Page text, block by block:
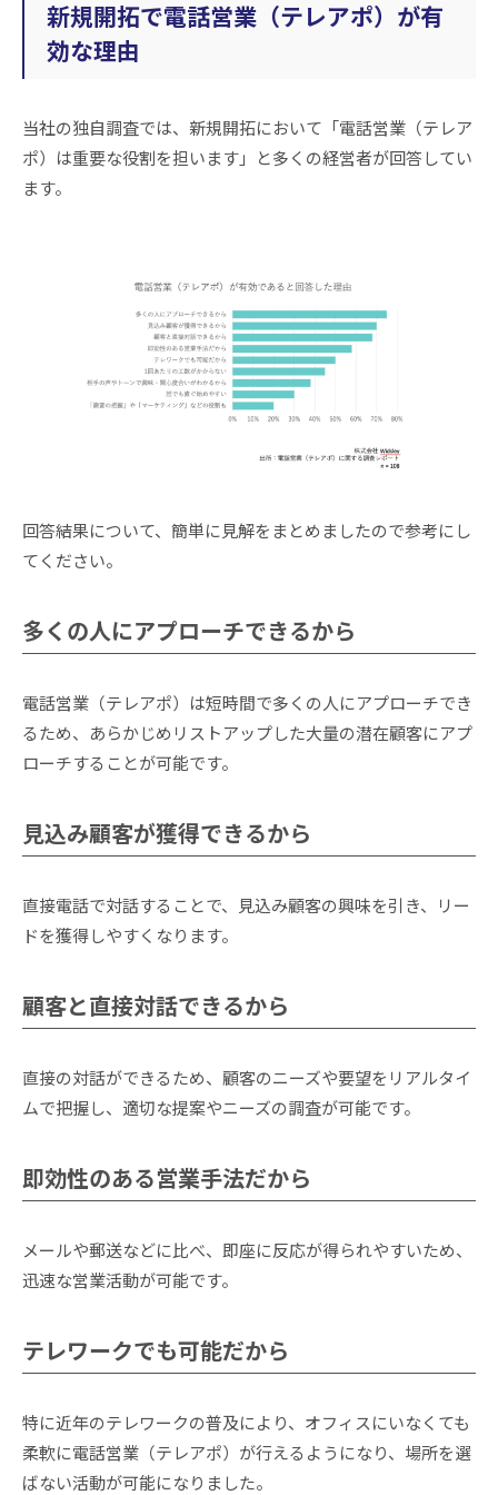
新規開拓で電話営業（テレアポ）が有
効な理由
当社の独自調査では、新規開拓において「電話営業（テレア
ポ）は重要な役割を担います」と多くの経営者が回答してい
ます。
回答結果について、簡単に見解をまとめましたので参考にし
てください。
多くの人にアプローチできるから
電話営業（テレアポ）は短時間で多くの人にアプローチでき
るため、あらかじめリストアップした大量の潜在顧客にアプ
ローチすることが可能です。
見込み顧客が獲得できるから
直接電話で対話することで、見込み顧客の興味を引き、リー
ドを獲得しやすくなります。
顧客と直接対話できるから
直接の対話ができるため、顧客のニーズや要望をリアルタイ
ムで把握し、適切な提案やニーズの調査が可能です。
即効性のある営業手法だから
メールや郵送などに比べ、即座に反応が得られやすいため、
迅速な営業活動が可能です。
テレワークでも可能だから
特に近年のテレワークの普及により、オフィスにいなくても
柔軟に電話営業（テレアポ）が行えるようになり、場所を選
ばない活動が可能になりました。